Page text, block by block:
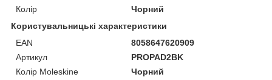
Колір
Чорний
Користувальницькі характеристики
EAN
8058647620909
Артикул
PROPAD2BK
Колір Moleskine
Чорний